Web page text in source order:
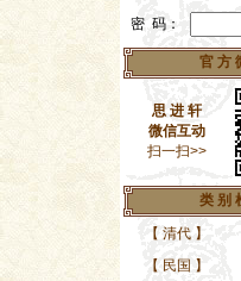
密 码：
官 方
思 进 轩
微信互动
扫一扫>>
类 别
【 清代 】
【 民国 】